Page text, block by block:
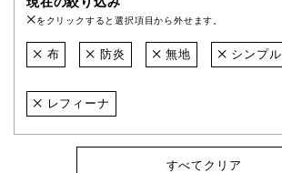
をクリックすると選択項目から外せます。
布 防炎 無地 シンプル
レフィーナ
すべてクリア